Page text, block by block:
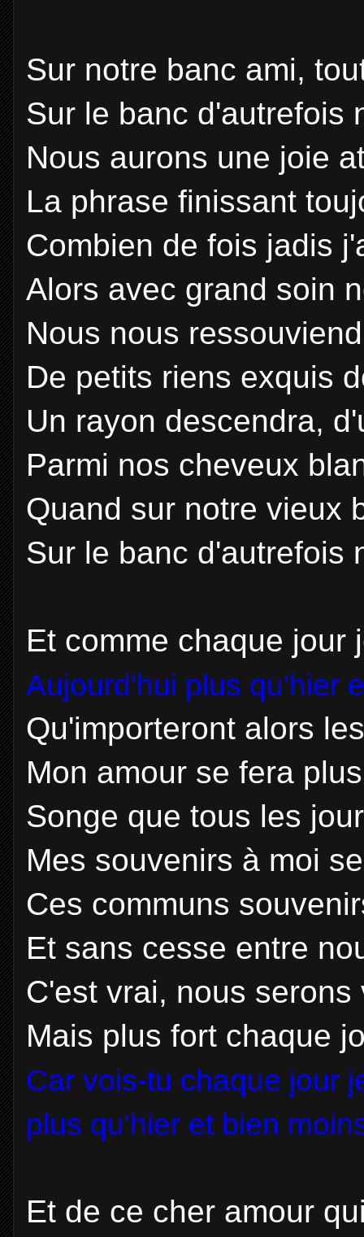
Sur notre banc ami,
Sur le banc d'autrefois
Nous aurons une joie
La phrase finissant
Combien de fois jadis
Alors avec grand soin
Nous nous
De petits riens exquis
Un rayon descendra,
Parmi nos cheveux
Quand sur notre vieux
Sur le banc d'autrefois
Et comme chaque jour
Aujourd'hui plus qu'hier
Qu'importeront alors
Mon amour se fera
Songe que tous les
Mes souvenirs à moi
Ces communs
Et sans cesse entre
C'est vrai, nous
Mais plus fort chaque
Car vois-tu chaque jour
plus qu'hier et bien
Et de ce cher amour